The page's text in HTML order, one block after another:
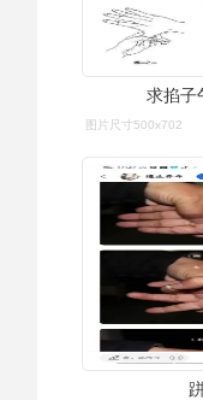
求掐子
图片尺寸500x702